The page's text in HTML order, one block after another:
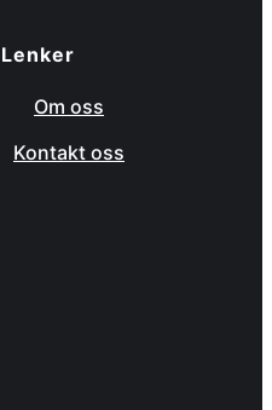
Lenker
Om oss
Kontakt oss